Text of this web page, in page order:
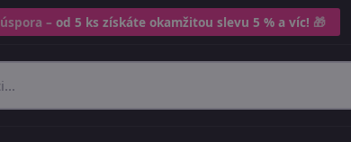
– od 5 ks získáte okamžitou slevu 5 % a víc! 🎁